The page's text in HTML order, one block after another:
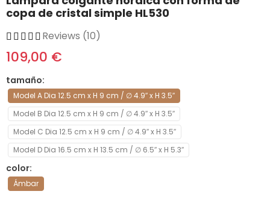
copa de cristal simple HL530
Reviews (10)
109,00 €
tamaño
Model A Dia 12.5 cm x H 9 cm / ∅ 4.9″ x H 3.5″
Model B Dia 12.5 cm x H 9 cm / ∅ 4.9″ x H 3.5″
Model C Dia 12.5 cm x H 9 cm / ∅ 4.9″ x H 3.5″
Model D Dia 16.5 cm x H 13.5 cm / ∅ 6.5″ x H 5.3″
color
Ámbar